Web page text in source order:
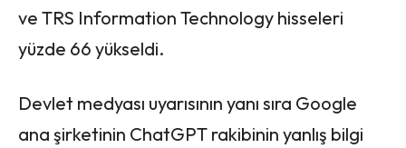
ve TRS Information Technology hisseleri
yüzde 66 yükseldi.
Devlet medyası uyarısının yanı sıra Google
ana şirketinin ChatGPT rakibinin yanlış bilgi